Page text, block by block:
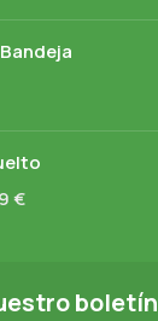
€
boletín